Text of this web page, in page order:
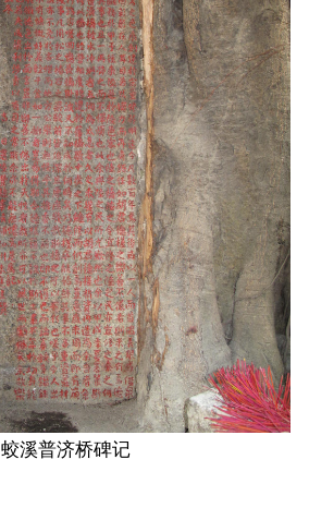
蛟溪普济桥碑记